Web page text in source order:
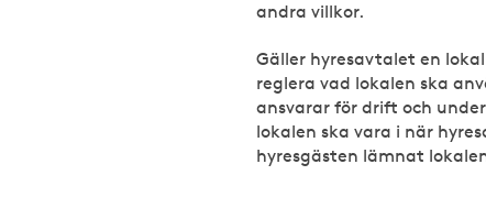
andra villkor.
Gäller hyresavtalet en
reglera vad lokalen ska
ansvarar för drift och
lokalen ska vara i när
hyresgästen lämnat